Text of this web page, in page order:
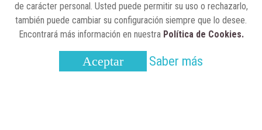
25 de marzo, 2023 ENTRE BASTIDORES
Real Academia Nacional de Farmacia: un
la sociedad actual
de carácter personal. Usted puede permitir su uso o rechazarlo,
también puede cambiar su configuración siempre que lo desee.
Encontrará más información en nuestra Política de Cookies.
Aceptar Saber más